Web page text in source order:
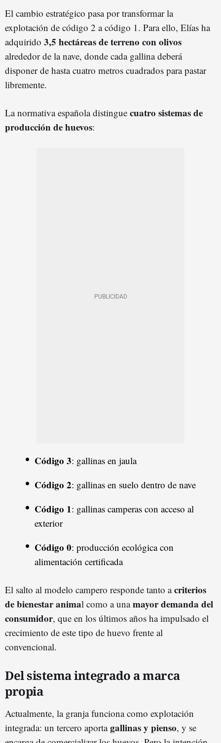
El cambio estratégico pasa por transformar la
explotación de código 2 a código 1. Para ello, Elías ha
adquirido 3,5 hectáreas de terreno con olivos
alrededor de la nave, donde cada gallina deberá
disponer de hasta cuatro metros cuadrados para pastar
libremente.
La normativa española distingue cuatro sistemas de
producción de huevos:
Código 3: gallinas en jaula
Código 2: gallinas en suelo dentro de nave
Código 1: gallinas camperas con acceso al
exterior
Código 0: producción ecológica con
alimentación certificada
El salto al modelo campero responde tanto acriterios
de bienestar animal como a unamayor demanda del
consumidor, que en los últimos años ha impulsado el
crecimiento de este tipo de huevo frente al
convencional.
Del sistema integrado a marca
propia
Actualmente, la granja funciona como explotación
integrada: un tercero aportagallinas y pienso, y se